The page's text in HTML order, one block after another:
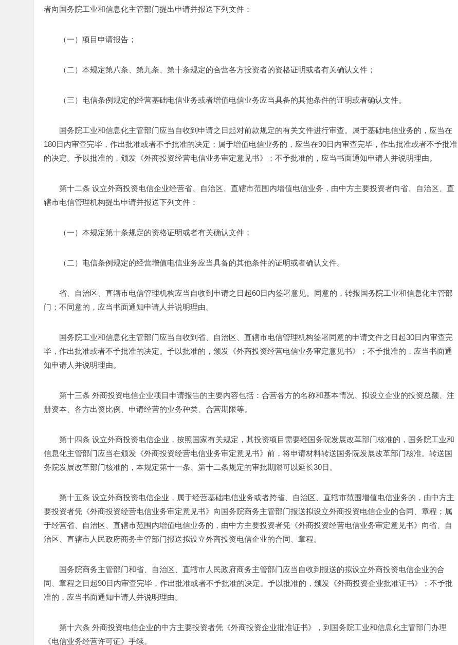
者向国务院工业和信息化主管部门提出申请并报送下列文件：
（一）项目申请报告；
（二）本规定第八条、第九条、第十条规定的合营各方投资者的资格证明或者有关确认文件；
（三）电信条例规定的经营基础电信业务或者增值电信业务应当具备的其他条件的证明或者确认文件。
国务院工业和信息化主管部门应当自收到申请之日起对前款规定的有关文件进行审查。属于基础电信业务的，应当在
180日内审查完毕，作出批准或者不予批准的决定；属于增值电信业务的，应当在90日内审查完毕，作出批准或者不予批准
的决定。予以批准的，颁发《外商投资经营电信业务审定意见书》；不予批准的，应当书面通知申请人并说明理由。
第十二条 设立外商投资电信企业经营省、自治区、直辖市范围内增值电信业务，由中方主要投资者向省、自治区、直
辖市电信管理机构提出申请并报送下列文件：
（一）本规定第十条规定的资格证明或者有关确认文件；
（二）电信条例规定的经营增值电信业务应当具备的其他条件的证明或者确认文件。
省、自治区、直辖市电信管理机构应当自收到申请之日起60日内签署意见。同意的，转报国务院工业和信息化主管部
门；不同意的，应当书面通知申请人并说明理由。
国务院工业和信息化主管部门应当自收到省、自治区、直辖市电信管理机构签署同意的申请文件之日起30日内审查完
毕，作出批准或者不予批准的决定。予以批准的，颁发《外商投资经营电信业务审定意见书》；不予批准的，应当书面通
知申请人并说明理由。
第十三条 外商投资电信企业项目申请报告的主要内容包括：合营各方的名称和基本情况、拟设立企业的投资总额、注
册资本、各方出资比例、申请经营的业务种类、合营期限等。
第十四条 设立外商投资电信企业，按照国家有关规定，其投资项目需要经国务院发展改革部门核准的，国务院工业和
信息化主管部门应当在颁发《外商投资经营电信业务审定意见书》前，将申请材料转送国务院发展改革部门核准。转送国
务院发展改革部门核准的，本规定第十一条、第十二条规定的审批期限可以延长30日。
第十五条 设立外商投资电信企业，属于经营基础电信业务或者跨省、自治区、直辖市范围增值电信业务的，由中方主
要投资者凭《外商投资经营电信业务审定意见书》向国务院商务主管部门报送拟设立外商投资电信企业的合同、章程；属
于经营省、自治区、直辖市范围内增值电信业务的，由中方主要投资者凭《外商投资经营电信业务审定意见书》向省、自
治区、直辖市人民政府商务主管部门报送拟设立外商投资电信企业的合同、章程。
国务院商务主管部门和省、自治区、直辖市人民政府商务主管部门应当自收到报送的拟设立外商投资电信企业的合
同、章程之日起90日内审查完毕，作出批准或者不予批准的决定。予以批准的，颁发《外商投资企业批准证书》；不予批
准的，应当书面通知申请人并说明理由。
第十六条 外商投资电信企业的中方主要投资者凭《外商投资企业批准证书》，到国务院工业和信息化主管部门办理
《电信业务经营许可证》手续。